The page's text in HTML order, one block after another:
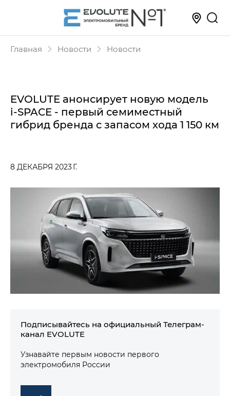
Главная Новости Новости
EVOLUTE анонсирует новую модель
i‑SPACE - первый семиместный
гибрид бренда c запасом хода 1 150 км
8 ДЕКАБРЯ 2023 Г.
Подписывайтесь на официальный Телеграм-
канал EVOLUTE
Узнавайте первым новости первого
электромобиля России